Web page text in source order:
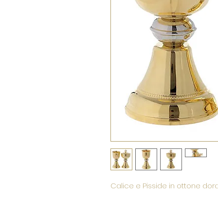
Calice e Pisside in ottone